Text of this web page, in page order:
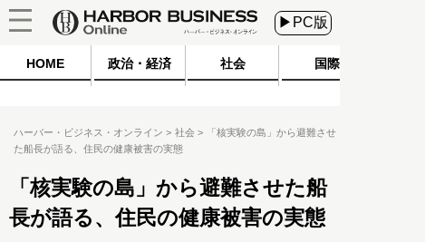
▶PC版
HOME 政治・経済 社会 国際
ハーバー・ビジネス・オンライン 社会
「核実験の島」から避難させ
た船長が語る、住民の健康被害の実態
「核実験の島」から避難させた船
長が語る、住民の健康被害の実態